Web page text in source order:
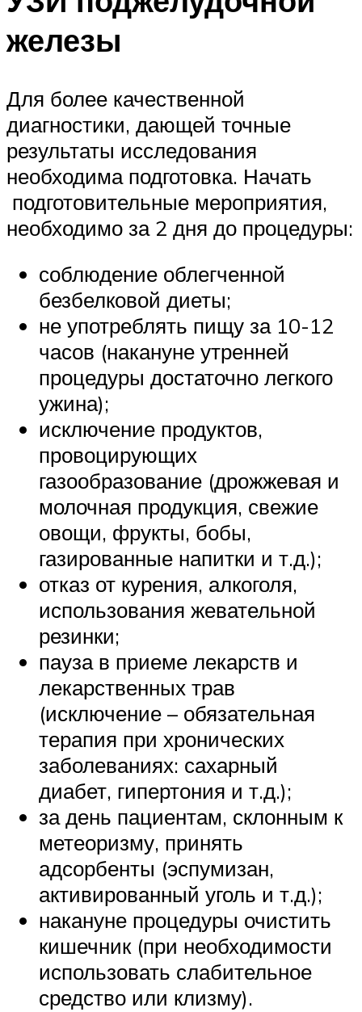
железы
Для более качественной
диагностики, дающей точные
результаты исследования
необходима подготовка. Начать
подготовительные мероприятия,
необходимо за 2 дня до процедуры:
соблюдение облегченной
безбелковой диеты;
не употреблять пищу за 10-12
часов (накануне утренней
процедуры достаточно легкого
ужина);
исключение продуктов,
провоцирующих
газообразование (дрожжевая и
молочная продукция, свежие
овощи, фрукты, бобы,
газированные напитки и т.д.);
отказ от курения, алкоголя,
использования жевательной
резинки;
пауза в приеме лекарств и
лекарственных трав
(исключение – обязательная
терапия при хронических
заболеваниях: сахарный
диабет, гипертония и т.д.);
за день пациентам, склонным к
метеоризму, принять
адсорбенты (эспумизан,
активированный уголь и т.д.);
накануне процедуры очистить
кишечник (при необходимости
использовать слабительное
средство или клизму).